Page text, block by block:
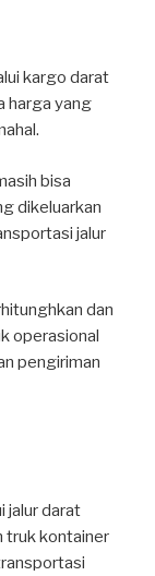
kargo darat
harga yang
bisa
dikeluarkan
jalur
dan
operasional
pengiriman
jalur darat
truk kontainer